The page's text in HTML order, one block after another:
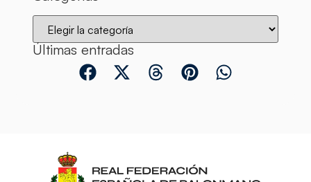
Últimas entradas